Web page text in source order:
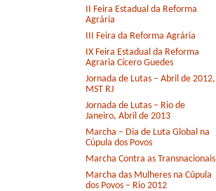
II Feira Estadual da Reforma
Agrária
III Feira da Reforma Agrária
IX Feira Estadual da Reforma
Agraria Cícero Guedes
Jornada de Lutas – Abril de 2012,
MST RJ
Jornada de Lutas – Rio de
Janeiro, Abril de 2013
Marcha – Dia de Luta Global na
Cúpula dos Povos
Marcha Contra as Transnacionais
Marcha das Mulheres na Cúpula
dos Povos – Rio 2012